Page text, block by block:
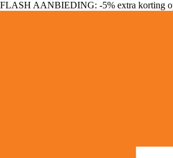
FLASH AANBIEDING: -5% extra korting